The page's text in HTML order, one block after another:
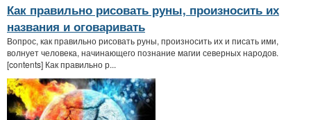
Как правильно рисовать руны, произносить их
названия и оговаривать
Вопрос, как правильно рисовать руны, произносить их и писать ими,
волнует человека, начинающего познание магии северных народов.
[contents] Как правильно р...